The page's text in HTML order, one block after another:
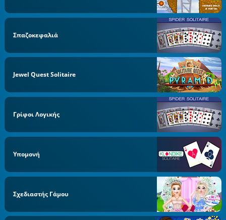
Σπαζοκεφαλιά
Jewel Quest Solitaire
Γρίφοι Λογικής
Υπομονή
Σχεδιαστής Γάμου